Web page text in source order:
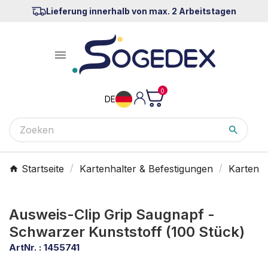
Lieferung innerhalb von max. 2 Arbeitstagen

DE
0
Startseite Kartenhalter & Befestigungen
Ausweis-Clip Grip Saugnapf -
Schwarzer Kunststoff (100 Stück)
ArtNr. : 1455741